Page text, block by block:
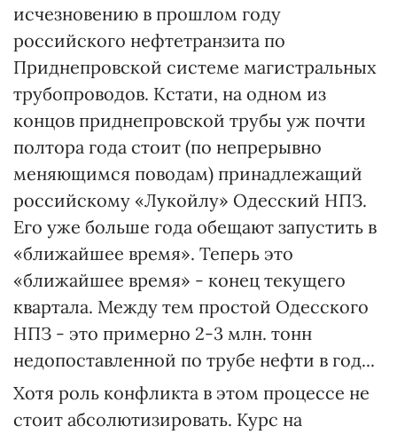
исчезновению в прошлом году
российского нефтетранзита по
Приднепровской системе магистральных
трубопроводов. Кстати, на одном из
концов приднепровской трубы уж почти
полтора года стоит (по непрерывно
меняющимся поводам) принадлежащий
российскому «Лукойлу» Одесский НПЗ.
Его уже больше года обещают запустить в
«ближайшее время». Теперь это
«ближайшее время» - конец текущего
квартала. Между тем простой Одесского
НПЗ - это примерно 2-3 млн. тонн
недопоставленной по трубе нефти в год...
Хотя роль конфликта в этом процессе не
стоит абсолютизировать. Курс на